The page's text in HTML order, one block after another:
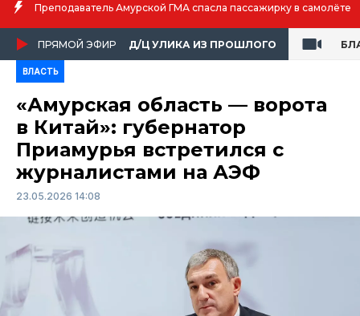
Преподаватель Амурской ГМА спасла пассажирку в самолёте
ПРЯМОЙ ЭФИР Д/Ц УЛИКА ИЗ ПРОШЛОГО
ВЛАСТЬ
«Амурская область — ворота
в Китай»: губернатор
Приамурья встретился с
журналистами на АЭФ
23.05.2026 14:08